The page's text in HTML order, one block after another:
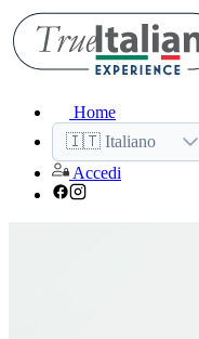
Home
🇮🇹 Italiano
Accedi